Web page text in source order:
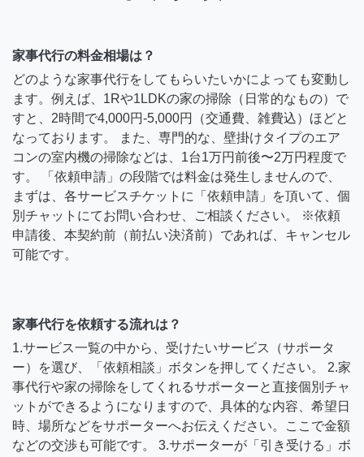
家事代行の料金相場は？
どのような家事代行をしてもらいたいかによっても変動し
ます。例えば、1Rや1LDKの家の掃除（日常的なもの）で
すと、2時間で4,000円-5,000円（交通費、雑費込）ほどと
なっております。 また、専門的な、壁掛けタイプのエア
コンの室内機の掃除などは、1台1万円前後〜2万円程度で
す。 「依頼申請」の段階では料金は発生しませんので、
まずは、各サービスチケットに「依頼申請」を頂いて、個
別チャットにてお問い合わせ、ご相談ください。 ※依頼
申請後、本契約前（前払い決済前）であれば、キャンセル
可能です。
家事代行を依頼する流れは？
1.サービス一覧の中から、受けたいサービス（サポータ
ー）を選び、「依頼相談」ボタンを押してください。 2.家
事代行や家の掃除をしてくれるサポーターと直接個別チャ
ットができるようになりますので、具体的な内容、希望日
時、場所などをサポーターへお伝えください。ここで金額
などの交渉も可能です。 3.サポーターが「引き受ける」ボ